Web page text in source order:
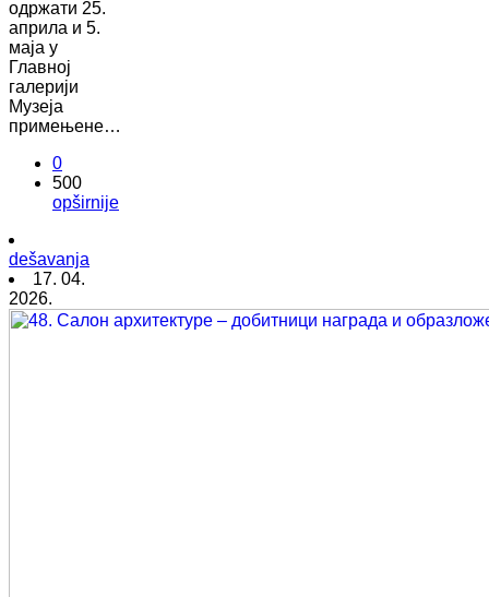
одржати 25.
априла и 5.
маја у
Главној
галерији
Музеја
примењене…
0
500
opširnije
dešavanja
17. 04.
2026.